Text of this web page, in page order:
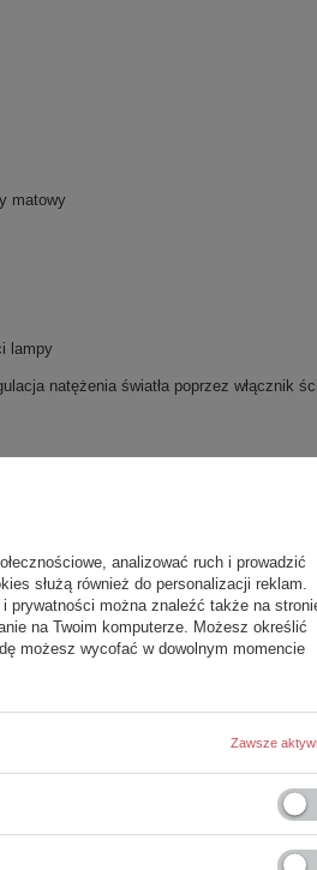
matowy
lampy
natężenia światła poprzez włącznik
analizować ruch i prowadzić
służą również do personalizacji reklam.
prywatności można znaleźć także na
na Twoim komputerze. Możesz określić
możesz wycofać w dowolnym momencie
Zawsze